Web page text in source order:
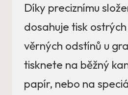
Díky preciznímu
dosahuje tisk
věrných odstínů u
tisknete na běžný
papír, nebo na